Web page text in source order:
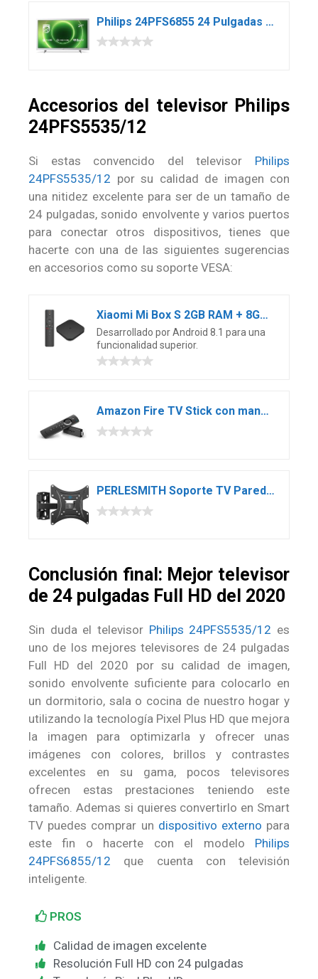
Philips 24PFS6855 24 Pulgadas Full HD LED TV, HD Smart TV, Ideal para Juegos, Saphi Smart TV, Pantalla de Juegos con Bisel Plateado
Accesorios del televisor Philips
24PFS5535/12
Si estas convencido del televisor Philips
24PFS5535/12 por su calidad de imagen con
una nitidez excelente para ser de un tamaño de
24 pulgadas, sonido envolvente y varios puertos
para conectar otros dispositivos, tienes que
hacerte con una de las siguientes sugerencias
en accesorios como su soporte VESA:
Xiaomi Mi Box S 2GB RAM + 8GB Storage Lecteur multimédia 4K Ultra HD Avec télécommande Bluetooth, HDR 4K, Audio Dolby, DTS HD, Android 8.1
Desarrollado por Android 8.1 para una
funcionalidad superior.
Amazon Fire TV Stick con mando por voz Alexa | Reproductor de contenido multimedia en streaming
PERLESMITH Soporte TV Pared Articulado Inclinable Y Giratorio para 13-42 Pulgadas Monitor Y Televisores – Soporte TV hasta 20kg, Máx. VESA 200x200mm
Conclusión final: Mejor televisor
de 24 pulgadas Full HD del 2020
Sin duda el televisor Philips 24PFS5535/12 es
uno de los mejores televisores de 24 pulgadas
Full HD del 2020 por su calidad de imagen,
sonido envolvente suficiente para colocarlo en
un dormitorio, sala o cocina de nuestro hogar y
utilizando la tecnología Pixel Plus HD que mejora
la imagen para optimizarla y ofrecer unas
imágenes con colores, brillos y contrastes
excelentes en su gama, pocos televisores
ofrecen estas prestaciones teniendo este
tamaño. Ademas si quieres convertirlo en Smart
TV puedes comprar un dispositivo externo para
este fin o hacerte con el modelo Philips
24PFS6855/12 que cuenta con televisión
inteligente.
PROS
Calidad de imagen excelente
Resolución Full HD con 24 pulgadas